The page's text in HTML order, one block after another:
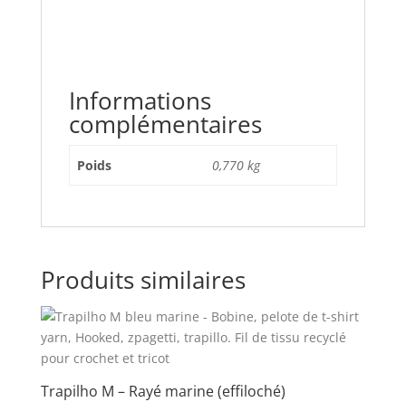
Informations
complémentaires
Poids 0,770 kg
Produits similaires
Trapilho M – Rayé marine (effiloché)